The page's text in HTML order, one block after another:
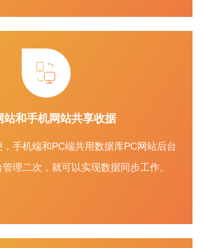
站和手机网站共享收据
手机端和PC端共用数据库PC网站后台
理二次，就可以实现数据同步工作。